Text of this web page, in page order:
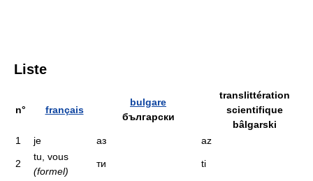
Liste
n° français
bulgare
български
translittération
scientifique
bâlgarski
1
je аз az
2
tu, vous
(formel)
ти ti